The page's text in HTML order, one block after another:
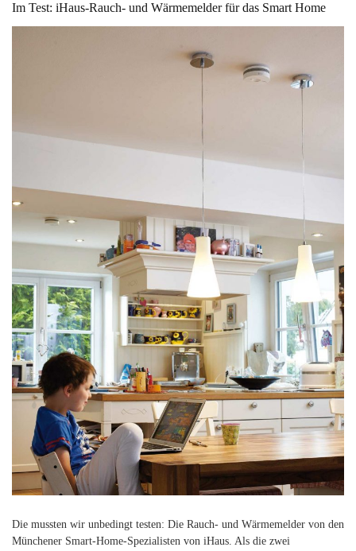
Im Test: iHaus-Rauch- und Wärmemelder für das Smart Home
Die mussten wir unbedingt testen: Die Rauch- und Wärmemelder von den
Münchener Smart-Home-Spezialisten von iHaus. Als die zwei